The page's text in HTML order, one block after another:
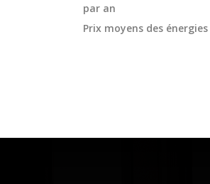
par an
Prix moyens des